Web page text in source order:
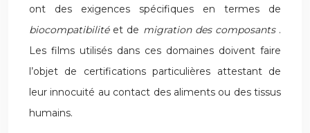
ont des exigences spécifiques en termes de
biocompatibilité et de migration des composants .
Les films utilisés dans ces domaines doivent faire
l’objet de certifications particulières attestant de
leur innocuité au contact des aliments ou des tissus
humains.